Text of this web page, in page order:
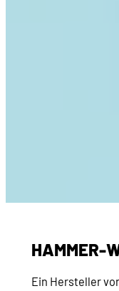
HAMMER-
Ein Hersteller